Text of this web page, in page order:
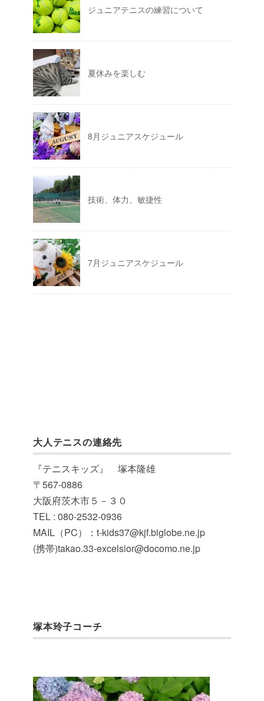
ジュニアテニスの練習について
夏休みを楽しむ
8月ジュニアスケジュール
技術、体力、敏捷性
7月ジュニアスケジュール
大人テニスの連絡先
『テニスキッズ』 塚本隆雄
〒567-0886
大阪府茨木市５－３０
TEL : 080-2532-0936
MAIL（PC）：t-kids37@kjf.biglobe.ne.jp
(携帯)takao.33-excelsior@docomo.ne.jp
塚本玲子コーチ